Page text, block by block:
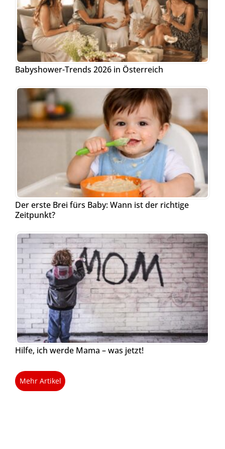
Babyshower-Trends 2026 in Österreich
Der erste Brei fürs Baby: Wann ist der richtige
Zeitpunkt?
Hilfe, ich werde Mama – was jetzt!
Mehr Artikel